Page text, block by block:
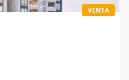
VENTA